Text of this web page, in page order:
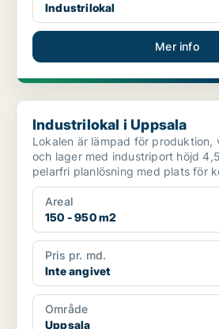
Industrilokal
Mer info
Industrilokal i Uppsala
Industrilokal i Uppsala
Lokalen är lämpad för produktion,
och lager med industriport höjd
pelarfri planlösning med plats för
omklädning...
Areal
150 - 950 m2
Pris pr. md.
Inte angivet
Område
Uppsala